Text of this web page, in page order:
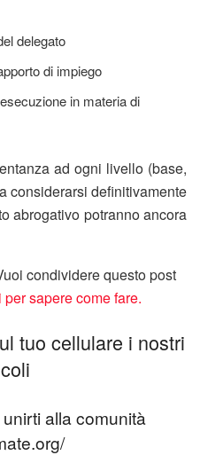
delegato
di impiego
in materia di
ad ogni livello (base,
considerarsi definitivamente
abrogativo potranno ancora
condividere questo post
sapere come fare.
tuo cellulare i nostri
alla comunità